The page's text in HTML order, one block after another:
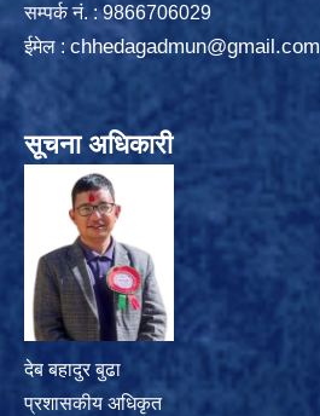
सम्पर्क न‌ं. : 9866706029
ईमेल : chhedagadmun@gmail.com
सूचना अधिकारी
देब बहादुर बुढा
प्रशासकीय अधिकृत